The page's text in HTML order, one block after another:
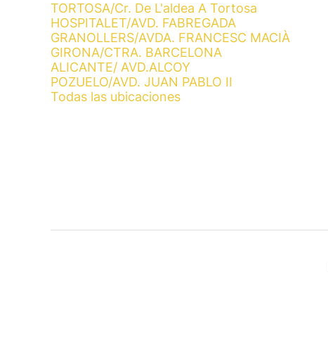
TORTOSA/Cr. De L'aldea A Tortosa
HOSPITALET/AVD. FABREGADA
GRANOLLERS/AVDA. FRANCESC MACIÀ
GIRONA/CTRA. BARCELONA
ALICANTE/ AVD.ALCOY
POZUELO/AVD. JUAN PABLO II
Todas las ubicaciones